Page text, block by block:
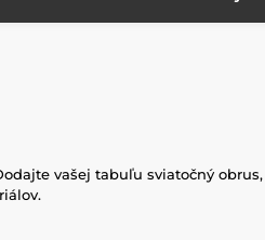
vašej tabuľu sviatočný